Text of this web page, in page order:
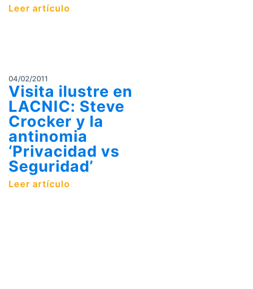
Leer artículo
04/02/2011
Visita ilustre en
LACNIC: Steve
Crocker y la
antinomia
‘Privacidad vs
Seguridad’
Leer artículo